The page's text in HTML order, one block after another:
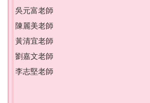
吳元富老師
陳麗美老師
黃清宜老師
劉嘉文老師
李志堅老師